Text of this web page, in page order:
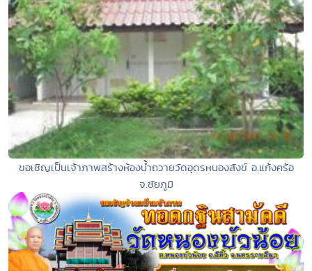
ขอเชิญเป็นเจ้าภาพสร้างห้องน้ำถวายวัดอุดรหนองสังข์ อ.แก้งคร้อ
จ.ชัยภูมิ